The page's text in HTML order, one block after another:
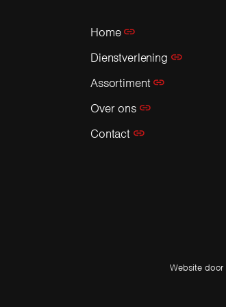
Home
Dienstverlening
Assortiment
Over ons
Contact
Website door